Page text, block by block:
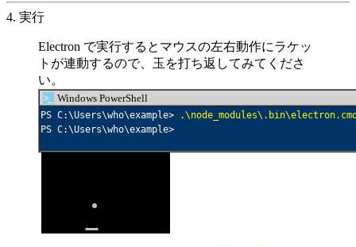
4. 実行
Electron で実行するとマウスの左右動作にラケッ
トが連動するので、玉を打ち返してみてくださ
い。
>_ Windows PowerShell
PS C:\Users\who\example>
PS C:\Users\who\example>